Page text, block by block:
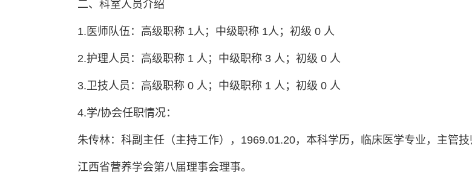
二、科室人员介绍
1.医师队伍：高级职称 1人；中级职称 1人；初级 0 人
2.护理人员：高级职称 1 人；中级职称 3 人；初级 0 人
3.卫技人员：高级职称 0 人；中级职称 1 人；初级 0 人
4.学/协会任职情况：
朱传林：科副主任（主持工作），1969.01.20，本科学历，临床医学专业，主管技
江西省营养学会第八届理事会理事。